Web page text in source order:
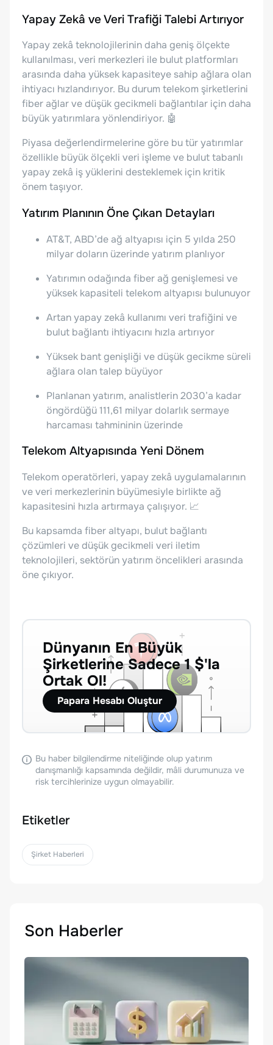
Yapay Zekâ ve Veri Trafiği Talebi Artırıyor
Yapay zekâ teknolojilerinin daha geniş ölçekte
kullanılması, veri merkezleri ile bulut platformları
arasında daha yüksek kapasiteye sahip ağlara olan
ihtiyacı hızlandırıyor. Bu durum telekom şirketlerini
fiber ağlar ve düşük gecikmeli bağlantılar için daha
büyük yatırımlara yönlendiriyor. 🤖
Piyasa değerlendirmelerine göre bu tür yatırımlar
özellikle büyük ölçekli veri işleme ve bulut tabanlı
yapay zekâ iş yüklerini desteklemek için kritik
önem taşıyor.
Yatırım Planının Öne Çıkan Detayları
AT&T, ABD’de ağ altyapısı için 5 yılda 250
milyar doların üzerinde yatırım planlıyor
Yatırımın odağında fiber ağ genişlemesi ve
yüksek kapasiteli telekom altyapısı bulunuyor
Artan yapay zekâ kullanımı veri trafiğini ve
bulut bağlantı ihtiyacını hızla artırıyor
Yüksek bant genişliği ve düşük gecikme süreli
ağlara olan talep büyüyor
Planlanan yatırım, analistlerin 2030’a kadar
öngördüğü 111,61 milyar dolarlık sermaye
harcaması tahmininin üzerinde
Telekom Altyapısında Yeni Dönem
Telekom operatörleri, yapay zekâ uygulamalarının
ve veri merkezlerinin büyümesiyle birlikte ağ
kapasitesini hızla artırmaya çalışıyor. 📈
Bu kapsamda fiber altyapı, bulut bağlantı
çözümleri ve düşük gecikmeli veri iletim
teknolojileri, sektörün yatırım öncelikleri arasında
öne çıkıyor.
Dünyanın En Büyük
Şirketlerine Sadece 1 $'la
Ortak Ol!
Papara Hesabı Oluştur
Bu haber bilgilendirme niteliğinde olup yatırım
danışmanlığı kapsamında değildir, mâli durumunuza ve
risk tercihlerinize uygun olmayabilir.
Etiketler
Şirket Haberleri
Son Haberler